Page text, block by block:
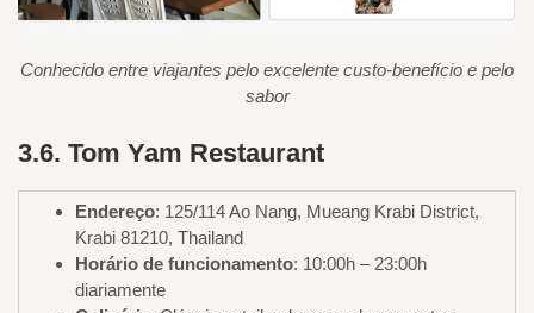
Conhecido entre viajantes pelo excelente custo-benefício e pelo
sabor
3.6. Tom Yam Restaurant
Endereço: 125/114 Ao Nang, Mueang Krabi District,
Krabi 81210, Thailand
Horário de funcionamento: 10:00h – 23:00h
diariamente